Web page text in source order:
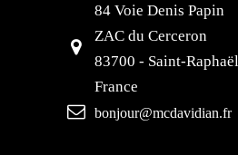
84 Voie Denis Papin
ZAC du Cerceron
83700 - Saint-Raphaël
France
bonjour@mcdavidian.fr